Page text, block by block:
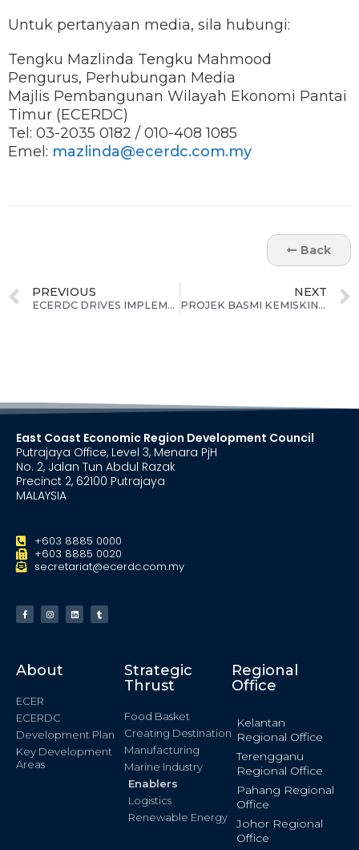
Untuk pertanyaan media, sila hubungi:
Tengku Mazlinda Tengku Mahmood
Pengurus, Perhubungan Media
Majlis Pembangunan Wilayah Ekonomi Pantai
Timur (ECERDC)
Tel: 03-2035 0182 / 010-408 1085
Emel: mazlinda@ecerdc.com.my
Back
PREVIOUS
ECERDC DRIVES IMPLEMENTATION OF STRATEGIC PROJECTS TO ATTRACT INVESTMENT AND REVITALISE ECONOMY POST COVID-19
NEXT
PROJEK BASMI KEMISKINAN DIPERKUKUH BAGI MANFAAT GOLONGAN B40 DAN INDUSTRI PERTANIAN DI ECER
East Coast Economic Region Development Council
Putrajaya Office, Level 3, Menara PjH
No. 2, Jalan Tun Abdul Razak
Precinct 2, 62100 Putrajaya
MALAYSIA
+603 8885 0000
+603 8885 0020
secretariat@ecerdc.com.my
About
ECER
ECERDC
Development Plan
Key Development
Areas
Strategic
Thrust
Food Basket
Creating Destination
Manufacturing
Marine Industry
Enablers
Logistics
Renewable Energy
Regional
Office
Kelantan
Regional Office
Terengganu
Regional Office
Pahang Regional
Office
Johor Regional
Office